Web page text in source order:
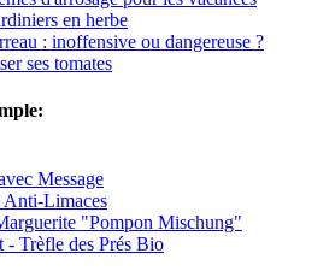
en herbe
: inoffensive ou dangereuse ?
ses tomates
Message
Anti-Limaces
"Pompon Mischung"
- Trèfle des Prés Bio